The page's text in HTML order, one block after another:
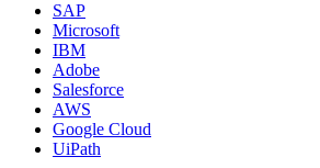
SAP
Microsoft
IBM
Adobe
Salesforce
AWS
Google Cloud
UiPath